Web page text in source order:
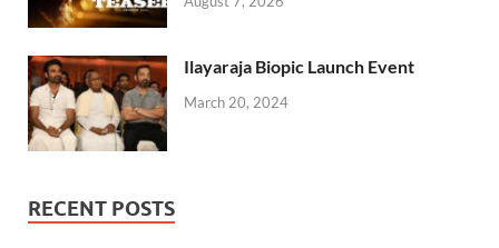
Ilayaraja Biopic Launch Event
March 20, 2024
RECENT POSTS